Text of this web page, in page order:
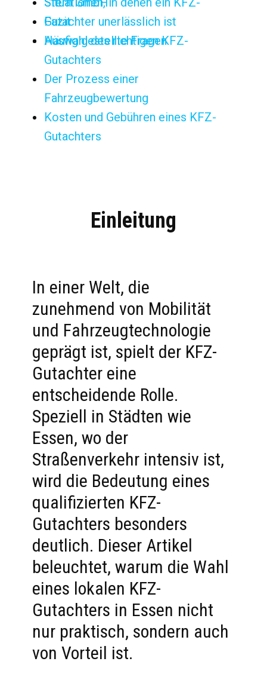
Fazit
Häufig gestellte Fragen
Gutachter unerlässlich ist
Auswahl des richtigen KFZ-
Gutachters
Der Prozess einer
Fahrzeugbewertung
Kosten und Gebühren eines KFZ-
Gutachters
Einleitung
In einer Welt, die
zunehmend von Mobilität
und Fahrzeugtechnologie
geprägt ist, spielt der KFZ-
Gutachter eine
entscheidende Rolle.
Speziell in Städten wie
Essen, wo der
Straßenverkehr intensiv ist,
wird die Bedeutung eines
qualifizierten KFZ-
Gutachters besonders
deutlich. Dieser Artikel
beleuchtet, warum die Wahl
eines lokalen KFZ-
Gutachters in Essen nicht
nur praktisch, sondern auch
von Vorteil ist.